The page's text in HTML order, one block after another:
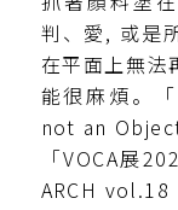
判、愛, 或是
在平面上無法
能很麻煩。
not an
「VOCA展
ARCH vol.18